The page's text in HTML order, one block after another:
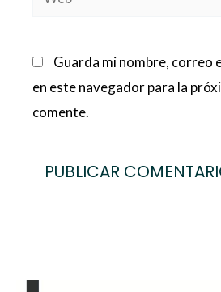
Guarda mi nombre, correo
en este navegador para la
comente.